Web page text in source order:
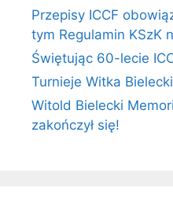
Przepisy ICCF
tym Regulamin KSzK
Świętując 60-lecie
Turnieje Witka
Witold Bielecki
zakończył się!